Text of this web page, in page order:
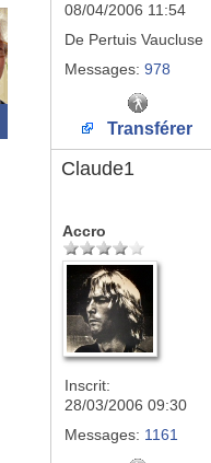
08/04/2006 11:54
De Pertuis Vaucluse
Messages: 978
Transférer
Claude1
Accro
Inscrit:
28/03/2006 09:30
Messages: 1161